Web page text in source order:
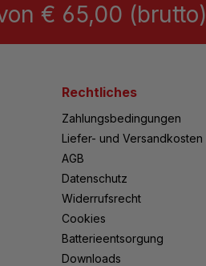
€ 65,00 (brutto)
Rechtliches
Zahlungsbedingungen
Liefer- und Versandkosten
AGB
Datenschutz
Widerrufsrecht
Cookies
Batterieentsorgung
Downloads